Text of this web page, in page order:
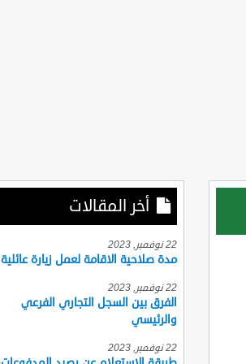
أخر المقالات
22 نوفمبر, 2023
مدة صلاحية الاقامة لعمل زيارة عائلية
22 نوفمبر, 2023
الفرق بين السجل التجاري الفرعي
والرئيسي
22 نوفمبر, 2023